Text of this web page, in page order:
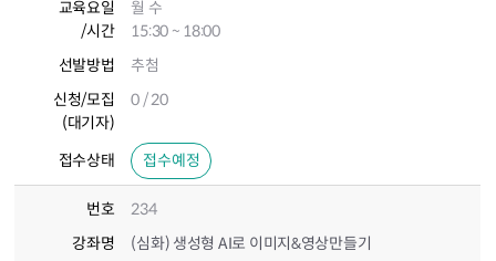
교육요일
/시간
월 수
15:30 ~ 18:00
선발방법
추첨
신청/모집
(대기자)
0 / 20
접수상태 접수예정
번호
234
강좌명
(심화) 생성형 AI로 이미지&영상만들기